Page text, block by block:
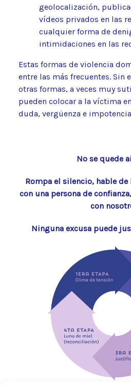
geolocalización,
vídeos privados en las
cualquier forma de
intimidaciones en las
Estas formas de violencia
entre las más frecuentes. Sin
otras formas, a veces muy
pueden colocar a la víctima
duda, vergüenza e
No se quede
Rompa el silencio, hable
con una persona de
con
Ninguna excusa puede